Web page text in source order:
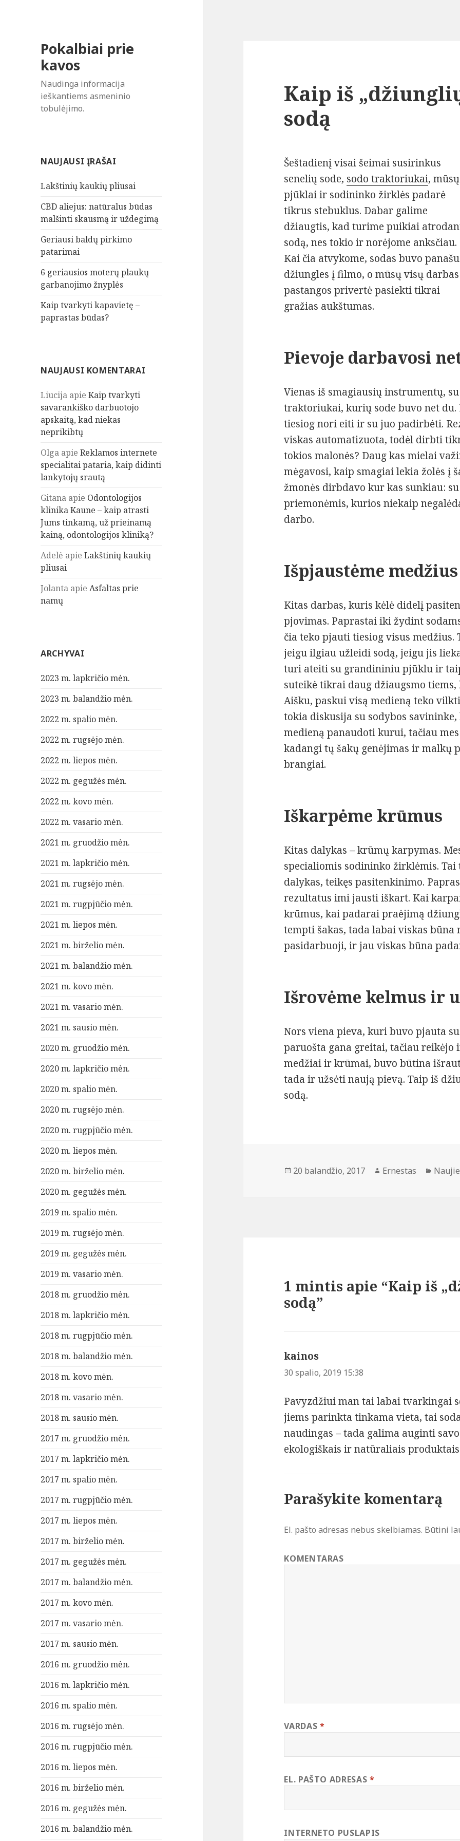
Pokalbiai prie
kavos
Naudinga informacija
ieškantiems asmeninio
tobulėjimo.
NAUJAUSI ĮRAŠAI
Lakštinių kaukių pliusai
CBD aliejus: natūralus būdas
malšinti skausmą ir uždegimą
Geriausi baldų pirkimo
patarimai
6 geriausios moterų plaukų
garbanojimo žnyplės
Kaip tvarkyti kapavietę –
paprastas būdas?
NAUJAUSI KOMENTARAI
Liucija apieKaip tvarkyti
savarankiško darbuotojo
apskaitą, kad niekas
neprikibtų
Olga apieReklamos internete
specialitai pataria, kaip didinti
lankytojų srautą
Gitana apie Odontologijos
klinika Kaune – kaip atrasti
Jums tinkamą, už prieinamą
kainą, odontologijos kliniką?
Adelė apieLakštinių kaukių
pliusai
Jolanta apieAsfaltas prie
namų
ARCHYVAI
2023 m. lapkričio mėn.
2023 m. balandžio mėn.
2022 m. spalio mėn.
2022 m. rugsėjo mėn.
2022 m. liepos mėn.
2022 m. gegužės mėn.
2022 m. kovo mėn.
2022 m. vasario mėn.
2021 m. gruodžio mėn.
2021 m. lapkričio mėn.
2021 m. rugsėjo mėn.
2021 m. rugpjūčio mėn.
2021 m. liepos mėn.
2021 m. birželio mėn.
2021 m. balandžio mėn.
2021 m. kovo mėn.
2021 m. vasario mėn.
2021 m. sausio mėn.
2020 m. gruodžio mėn.
2020 m. lapkričio mėn.
2020 m. spalio mėn.
2020 m. rugsėjo mėn.
2020 m. rugpjūčio mėn.
2020 m. liepos mėn.
2020 m. birželio mėn.
2020 m. gegužės mėn.
2019 m. spalio mėn.
2019 m. rugsėjo mėn.
2019 m. gegužės mėn.
2019 m. vasario mėn.
2018 m. gruodžio mėn.
2018 m. lapkričio mėn.
2018 m. rugpjūčio mėn.
2018 m. balandžio mėn.
2018 m. kovo mėn.
2018 m. vasario mėn.
2018 m. sausio mėn.
2017 m. gruodžio mėn.
2017 m. lapkričio mėn.
2017 m. spalio mėn.
2017 m. rugpjūčio mėn.
2017 m. liepos mėn.
2017 m. birželio mėn.
2017 m. gegužės mėn.
2017 m. balandžio mėn.
2017 m. kovo mėn.
2017 m. vasario mėn.
2017 m. sausio mėn.
2016 m. gruodžio mėn.
2016 m. lapkričio mėn.
2016 m. spalio mėn.
2016 m. rugsėjo mėn.
2016 m. rugpjūčio mėn.
2016 m. liepos mėn.
2016 m. birželio mėn.
2016 m. gegužės mėn.
2016 m. balandžio mėn.
Kaip iš
sodą
Šeštadienį visai šeimai susirinkus
senelių sode, sodo traktoriukai, mūsų
pjūklai ir sodininko žirklės padarė
tikrus stebuklus. Dabar galime
džiaugtis, kad turime puikiai
sodą, nes tokio ir norėjome anksčiau.
Kai čia atvykome, sodas buvo
džiungles į filmo, o mūsų visų
pastangos privertė pasiekti tikrai
gražias aukštumas.
Pievoje darbavosi
Vienas iš smagiausių instrumentų,
traktoriukai, kurių sode buvo net
tiesiog nori eiti ir su juo padirbėti.
viskas automatizuota, todėl dirbti
tokios malonės? Daug kas mielai
mėgavosi, kaip smagiai lekia žolės į
žmonės dirbdavo kur kas sunkiau:
priemonėmis, kurios niekaip
darbo.
Išpjaustėme medžius
Kitas darbas, kuris kėlė didelį
pjovimas. Paprastai iki žydint
čia teko pjauti tiesiog visus medžius.
jeigu ilgiau užleidi sodą, jeigu jis
turi ateiti su grandininiu pjūklu ir
suteikė tikrai daug džiaugsmo
Aišku, paskui visą medieną teko
tokia diskusija su sodybos
medieną panaudoti kurui, tačiau
kadangi tų šakų genėjimas ir
brangiai.
Iškarpėme krūmus
Kitas dalykas – krūmų karpymas.
specialiomis sodininko žirklėmis. Tai
dalykas, teikęs pasitenkinimo.
rezultatus imi jausti iškart. Kai
krūmus, kai padarai praėjimą
tempti šakas, tada labai viskas
pasidarbuoji, ir jau viskas būna
Išrovėme kelmus ir
Nors viena pieva, kuri buvo pjauta
paruošta gana greitai, tačiau reikėjo
medžiai ir krūmai, buvo būtina
tada ir užsėti naują pievą. Taip iš
sodą.
Paskelbta
20 balandžio, 2017 Autorius
Ernestas
1 mintis apie “Kaip iš
sodą”
kainos
30 spalio, 2019 15:38
Pavyzdžiui man tai labai tvarkingai
jiems parinkta tinkama vieta, tai
naudingas – tada galima auginti
ekologiškais ir natūraliais
Parašykite komentarą
El. pašto adresas nebus skelbiamas. Būtini
KOMENTARAS
VARDAS *
EL. PAŠTO ADRESAS *
INTERNETO PUSLAPIS